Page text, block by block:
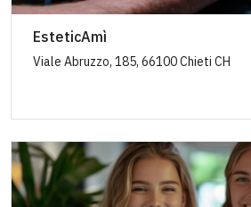
EsteticAmì
Viale Abruzzo, 185, 66100 Chieti CH